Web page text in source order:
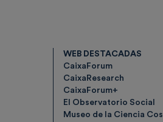
WEB DESTACADAS
CaixaForum
CaixaResearch
CaixaForum+
El Observatorio Social
Museo de la Ciencia